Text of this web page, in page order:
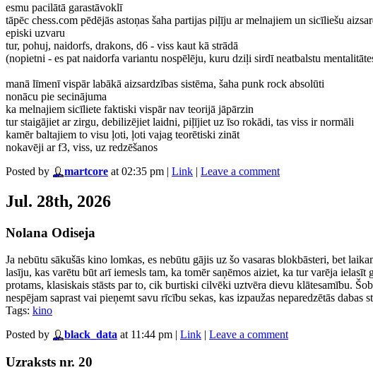
esmu pacilātā garastāvoklī
tāpēc chess.com pēdējās astoņas šaha partijas piļīju ar melnajiem un sicīliešu
episki uzvaru
tur, pohuj, naidorfs, drakons, d6 - viss kaut kā strādā
(nopietni - es pat naidorfa variantu nospēlēju, kuru dziļi sirdī neatbalstu
manā līmenī vispār labākā aizsardzības sistēma, šaha punk rock absolūti
nonācu pie secinājuma
ka melnajiem sicīliete faktiski vispār nav teorijā jāpārzin
tur staigājiet ar zirgu, debilizējiet laidni, piļījiet uz īso rokādi, tas viss ir normāli
kamēr baltajiem to visu ļoti, ļoti vajag teorētiski zināt
nokavēji ar f3, viss, uz redzēšanos
Posted by
martcore at 02:35 pm | Link | Leave a comment
Jul. 28th, 2026
Nolana Odiseja
Ja nebūtu sākušās kino lomkas, es nebūtu gājis uz šo vasaras blokbāsteri, bet
lasīju, kas varētu būt arī iemesls tam, ka tomēr saņēmos aiziet, ka tur varēja
protams, klasiskais stāsts par to, cik burtiski cilvēki uztvēra dievu klātesamību.
nespējam saprast vai pieņemt savu rīcību sekas, kas izpaužas neparedzētās
Tags: kino
Posted by
black_data at 11:44 pm | Link | Leave a comment
Uzraksts nr. 20